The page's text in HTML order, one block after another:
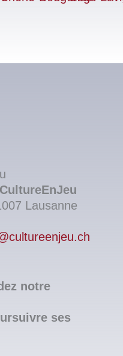
CultureEnJeu
Lausanne
notre
ses